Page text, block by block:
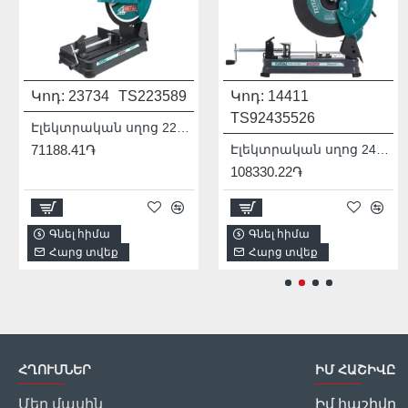
Կոդ: 23734 TS223589
71188.41֏
Գնել հիմա
Հարց տվեք
Կոդ: 14411
TS92435526
108330.22֏
Գնել հիմա
Հարց տվեք
Մոդել: THDIS12222L
931541
1/2
2256.00֏
Գնել հիմա
Հարց տվեք
ՀՂՈՒՄՆԵՐ
Մեր մասին
ԻՄ ՀԱՇԻՎԸ
Իմ հաշիվը